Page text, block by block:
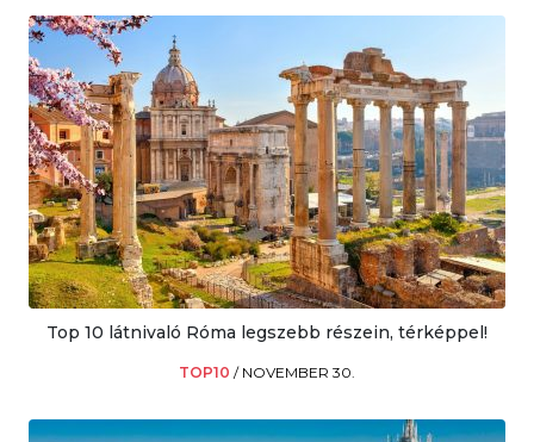
Top 10 látnivaló Róma legszebb részein, térképpel!
TOP10 / NOVEMBER 30.